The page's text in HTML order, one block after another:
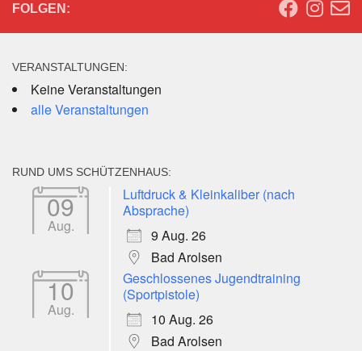
FOLGEN:
VERANSTALTUNGEN:
Keine Veranstaltungen
alle Veranstaltungen
RUND UMS SCHÜTZENHAUS:
09
Aug.
Luftdruck & Kleinkaliber (nach
Absprache)
9 Aug. 26
Bad Arolsen
10
Aug.
Geschlossenes Jugendtraining
(Sportpistole)
10 Aug. 26
Bad Arolsen